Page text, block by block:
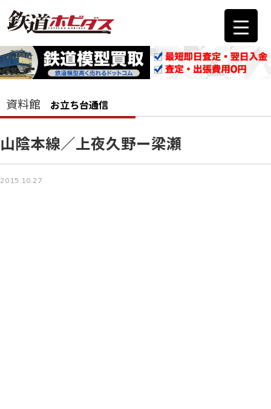
資料館 お立ち台通信
山陰本線／上夜久野ー梁瀬
2015.10.27